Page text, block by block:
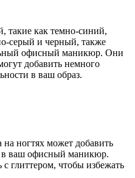
такие как темно-синий,
серый и черный, также
офисный маникюр. Они
добавить немного
в ваш образ.
на ногтях может добавить
в ваш офисный маникюр.
глиттером, чтобы избежать